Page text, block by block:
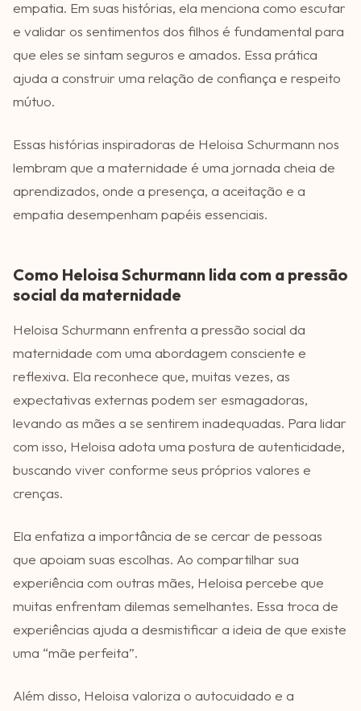
empatia. Em suas histórias, ela menciona como escutar
e validar os sentimentos dos filhos é fundamental para
que eles se sintam seguros e amados. Essa prática
ajuda a construir uma relação de confiança e respeito
mútuo.
Essas histórias inspiradoras de Heloisa Schurmann nos
lembram que a maternidade é uma jornada cheia de
aprendizados, onde a presença, a aceitação e a
empatia desempenham papéis essenciais.
Como Heloisa Schurmann lida com a pressão
social da maternidade
Heloisa Schurmann enfrenta a pressão social da
maternidade com uma abordagem consciente e
reflexiva. Ela reconhece que, muitas vezes, as
expectativas externas podem ser esmagadoras,
levando as mães a se sentirem inadequadas. Para lidar
com isso, Heloisa adota uma postura de autenticidade,
buscando viver conforme seus próprios valores e
crenças.
Ela enfatiza a importância de se cercar de pessoas
que apoiam suas escolhas. Ao compartilhar sua
experiência com outras mães, Heloisa percebe que
muitas enfrentam dilemas semelhantes. Essa troca de
experiências ajuda a desmistificar a ideia de que existe
uma “mãe perfeita”.
Além disso, Heloisa valoriza o autocuidado e a